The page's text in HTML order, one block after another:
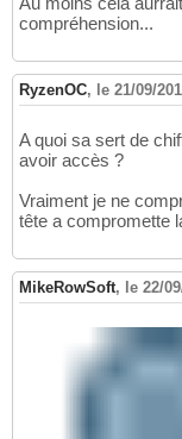
compréhension...
RyzenOC, le 21/09/
A quoi sa sert de
avoir accès ?
Vraiment je ne
tête a compromette
MikeRowSoft, le 22/